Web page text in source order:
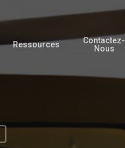
Ressources
Contactez-
Nous